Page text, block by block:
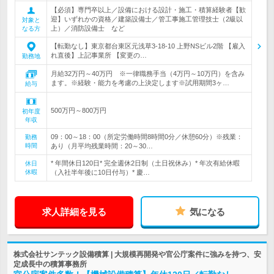
対象と
なる方
【必須】専門卒以上／設備における設計・施工・積算経験者【歓
迎】いずれかの資格／建築設備士／管工事施工管理技士（2級以
上）／消防設備士 など
勤務地
【転勤なし】東京都台東区元浅草3-18-10 上野NSビル2階 【雇入
れ直後】上記事業所 【変更の…
給与
月給32万円～40万円 ※一律職務手当（4万円～10万円）を含み
ます。※経験・能力を考慮の上決定します※試用期間3ヶ…
初年度
年収
500万円～800万円
勤務
時間
09：00～18：00（所定労働時間8時間0分／休憩60分）※残業：
あり（月平均残業時間：20～30…
休日
休暇
* 年間休日120日* 完全週休2日制（土日祝休み）* 年次有給休暇
（入社半年後に10日付与）* 慶…
求人詳細を見る 気になる
株式会社サンテック設備積算 | 大規模再開発や官公庁案件に強みを持つ、安
定成長中の積算事務所